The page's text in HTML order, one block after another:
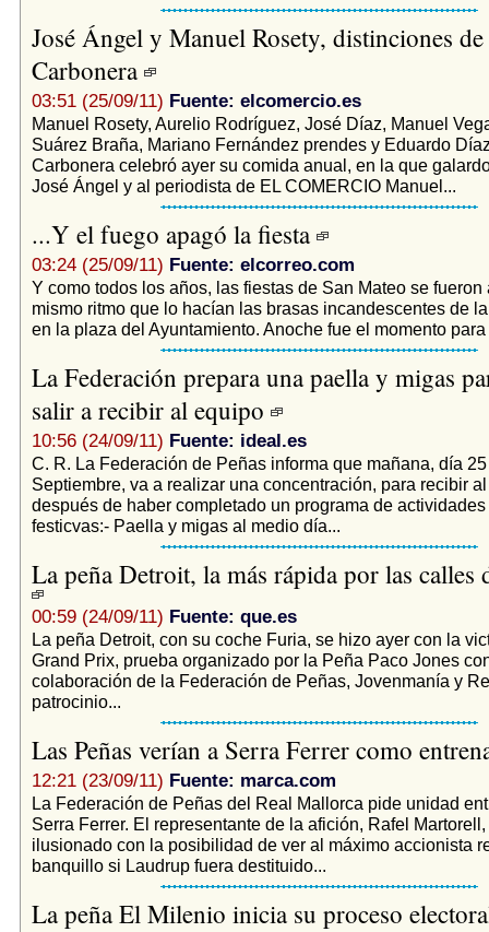
José Ángel y Manuel Rosety, distinciones de
Carbonera
03:51 (25/09/11) Fuente: elcomercio.es
Manuel Rosety, Aurelio Rodríguez, José Díaz, Manuel
Suárez Braña, Mariano Fernández prendes y Eduardo
Carbonera celebró ayer su comida anual, en la que
José Ángel y al periodista de EL COMERCIO Manuel...
...Y el fuego apagó la fiesta
03:24 (25/09/11) Fuente: elcorreo.com
Y como todos los años, las fiestas de San Mateo se fueron
mismo ritmo que lo hacían las brasas incandescentes de
en la plaza del Ayuntamiento. Anoche fue el momento
La Federación prepara una paella y migas
salir a recibir al equipo
10:56 (24/09/11) Fuente: ideal.es
C. R. La Federación de Peñas informa que mañana, día
Septiembre, va a realizar una concentración, para recibir
después de haber completado un programa de
festicvas:- Paella y migas al medio día...
La peña Detroit, la más rápida por las calles
00:59 (24/09/11) Fuente: que.es
La peña Detroit, con su coche Furia, se hizo ayer con la
Grand Prix, prueba organizado por la Peña Paco Jones
colaboración de la Federación de Peñas, Jovenmanía y
patrocinio...
Las Peñas verían a Serra Ferrer como
12:21 (23/09/11) Fuente: marca.com
La Federación de Peñas del Real Mallorca pide unidad
Serra Ferrer. El representante de la afición, Rafel
ilusionado con la posibilidad de ver al máximo accionista
banquillo si Laudrup fuera destituido...
La peña El Milenio inicia su proceso